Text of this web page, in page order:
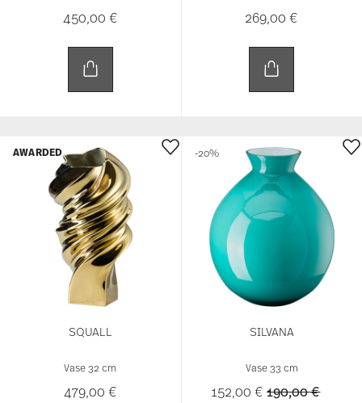
450,00 € 269,00 €
SQUALL
Vase 32 cm
479,00 €
AWARDED
SILVANA
Vase 33 cm
152,00 €Price reduced
190,00 €to
-20%